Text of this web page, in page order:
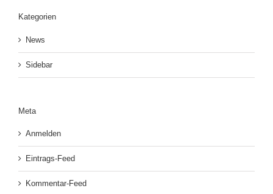
Kategorien
News
Sidebar
Meta
Anmelden
Eintrags-Feed
Kommentar-Feed